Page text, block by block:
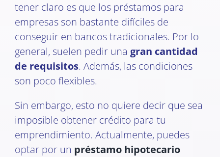
tener claro es que los préstamos para
empresas son bastante difíciles de
conseguir en bancos tradicionales. Por lo
general, suelen pedir una gran cantidad
de requisitos. Además, las condiciones
son poco flexibles.
Sin embargo, esto no quiere decir que sea
imposible obtener crédito para tu
emprendimiento. Actualmente, puedes
optar por un préstamo hipotecario